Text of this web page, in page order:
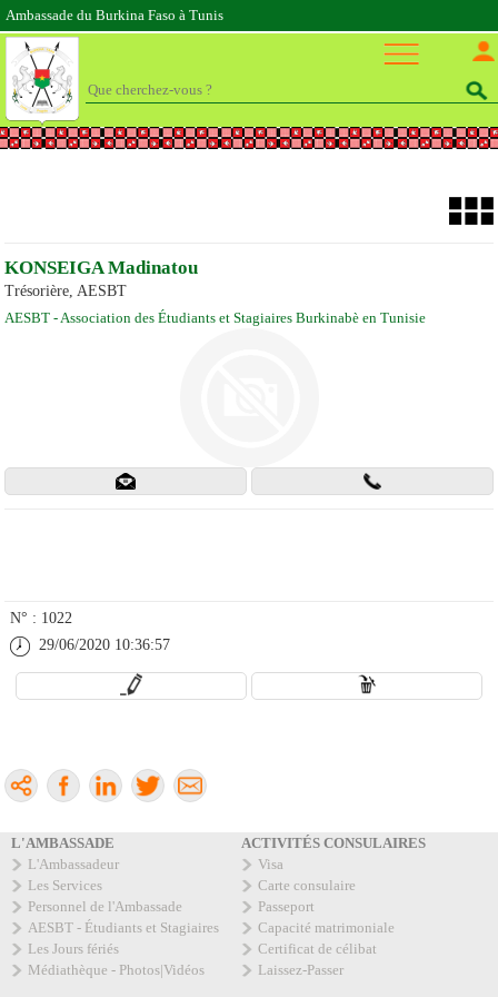
Ambassade du Burkina Faso à Tunis
KONSEIGA Madinatou
Trésorière, AESBT
AESBT - Association des Étudiants et Stagiaires Burkinabè en Tunisie
N° : 1022
29/06/2020 10:36:57
L'AMBASSADE
L'Ambassadeur
Les Services
Personnel de l'Ambassade
AESBT - Étudiants et Stagiaires
Les Jours fériés
Médiathèque - Photos|Vidéos
ACTIVITÉS CONSULAIRES
Visa
Carte consulaire
Passeport
Capacité matrimoniale
Certificat de célibat
Laissez-Passer